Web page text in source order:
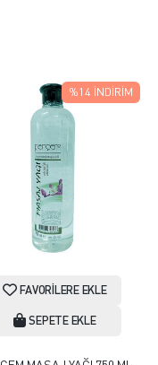
FAVORILERE EKLE
SEPETE EKLE
%14 İNDIRIM